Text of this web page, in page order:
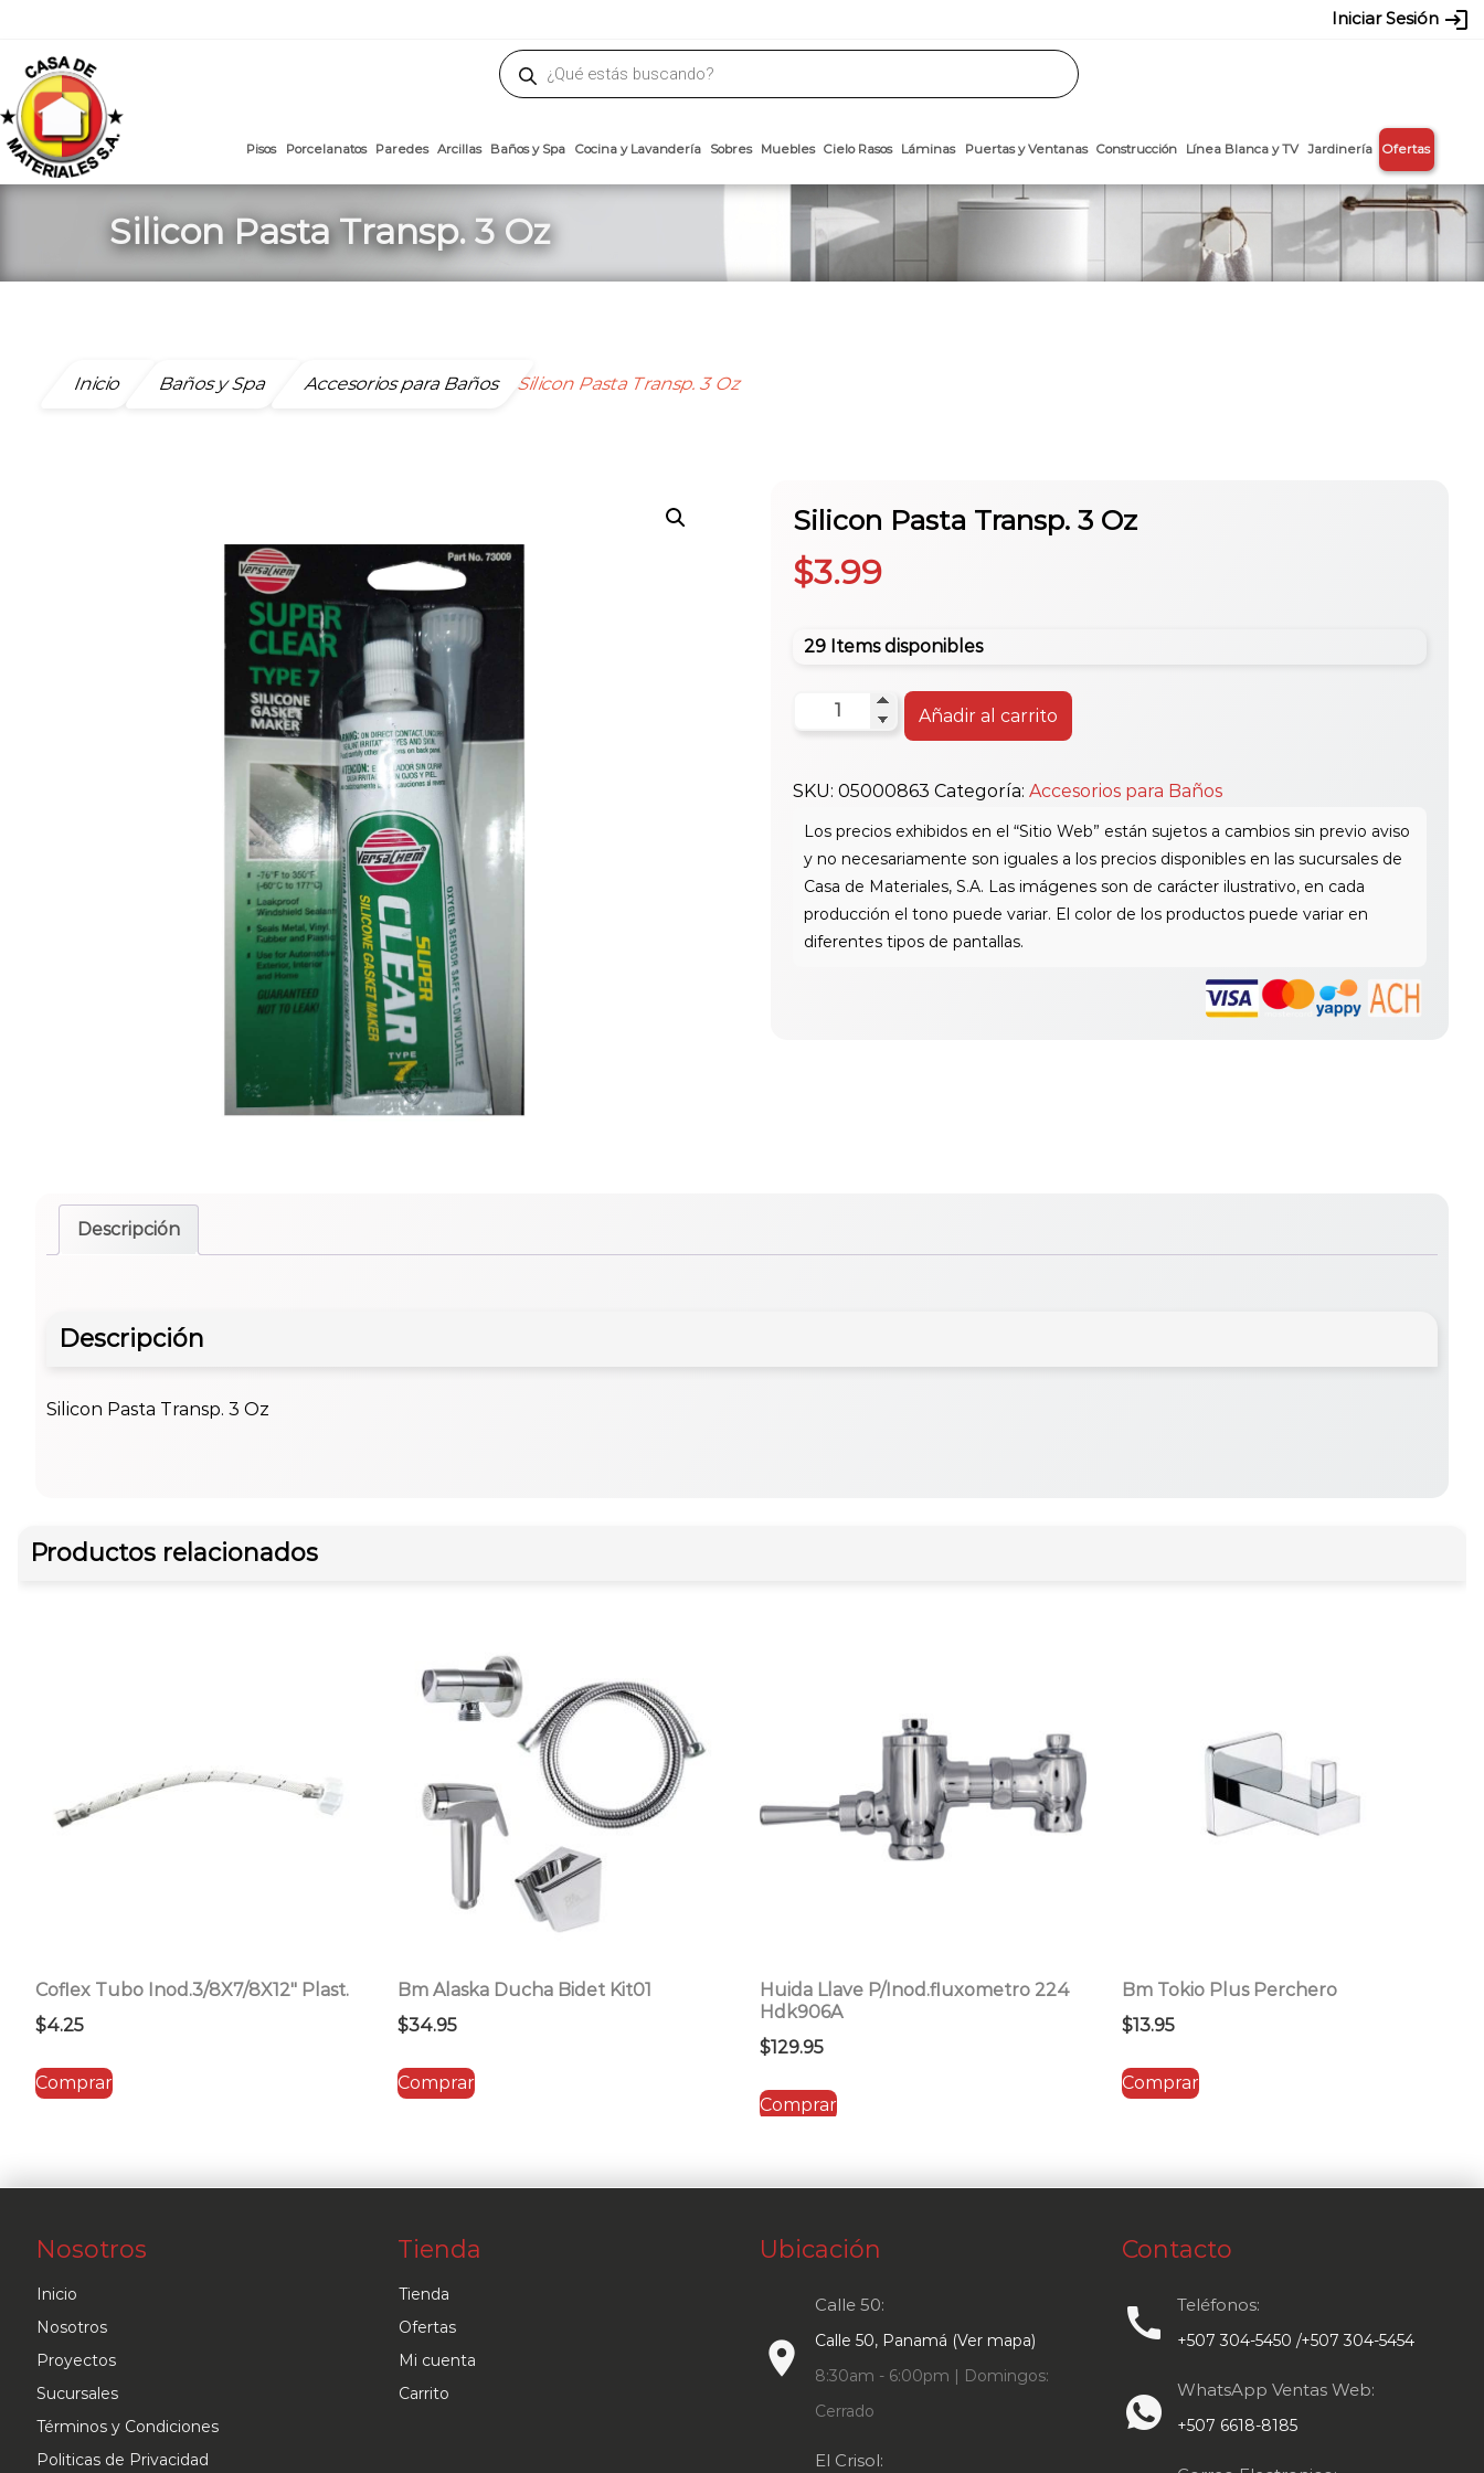
Iniciar Sesión login
de
productos
Línea Blanca y
Silicon Pasta Transp. 3 Oz
Inicio Baños y Spa Accesorios para Baños Silicon Pasta Transp. 3 Oz
Silicon Pasta Transp. 3 Oz
$3.99
29 Items disponibles
Silicon
Pasta
3
Oz
cantidad
Añadir al carrito
SKU: 05000863 Categoría: Accesorios para Baños
Descripción
Descripción
Silicon Pasta Transp. 3 Oz
Productos relacionados
Coflex Tubo Inod.3/8X7/8X12″ Plast.
$4.25
Comprar
Bm Alaska Ducha Bidet Kit01
$34.95
Comprar
Huida Llave P/Inod.fluxometro 224
Hdk906A
$129.95
Comprar
Bm Tokio Plus Perchero
$13.95
Comprar
Nosotros
Inicio
Nosotros
Proyectos
Sucursales
Términos y Condiciones
Politicas de Privacidad
Tienda
Tienda
Ofertas
Mi cuenta
Carrito
Ubicación
place
Calle 50:
Calle 50, Panamá (Ver mapa)
8:30am - 6:00pm | Domingos:
Cerrado
El Crisol:
Contacto
call Teléfonos:
+507 304-5450 /+507 304-5454
WhatsApp Ventas Web:
+507 6618-8185